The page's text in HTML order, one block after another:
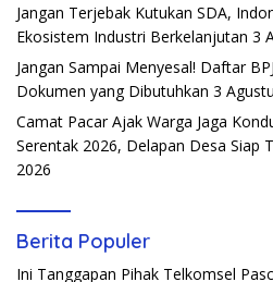
Jangan Terjebak Kutukan SDA,
Ekosistem Industri Berkelanjutan 3
Jangan Sampai Menyesal! Daftar
Dokumen yang Dibutuhkan 3
Camat Pacar Ajak Warga Jaga
Serentak 2026, Delapan Desa Siap
2026
Berita Populer
Ini Tanggapan Pihak Telkomsel